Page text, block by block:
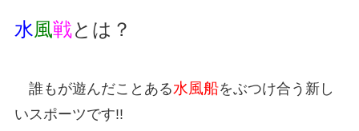
水風戦とは？
誰もが遊んだことある水風船をぶつけ合う新し
いスポーツです!!